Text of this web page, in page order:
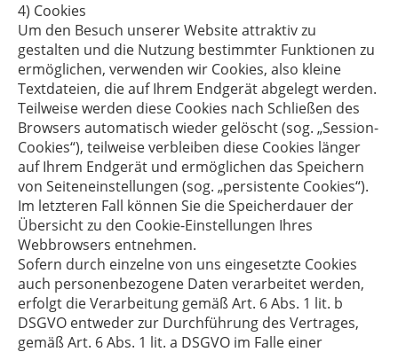
4) Cookies
Um den Besuch unserer Website attraktiv zu
gestalten und die Nutzung bestimmter Funktionen zu
ermöglichen, verwenden wir Cookies, also kleine
Textdateien, die auf Ihrem Endgerät abgelegt werden.
Teilweise werden diese Cookies nach Schließen des
Browsers automatisch wieder gelöscht (sog. „Session-
Cookies“), teilweise verbleiben diese Cookies länger
auf Ihrem Endgerät und ermöglichen das Speichern
von Seiteneinstellungen (sog. „persistente Cookies“).
Im letzteren Fall können Sie die Speicherdauer der
Übersicht zu den Cookie-Einstellungen Ihres
Webbrowsers entnehmen.
Sofern durch einzelne von uns eingesetzte Cookies
auch personenbezogene Daten verarbeitet werden,
erfolgt die Verarbeitung gemäß Art. 6 Abs. 1 lit. b
DSGVO entweder zur Durchführung des Vertrages,
gemäß Art. 6 Abs. 1 lit. a DSGVO im Falle einer